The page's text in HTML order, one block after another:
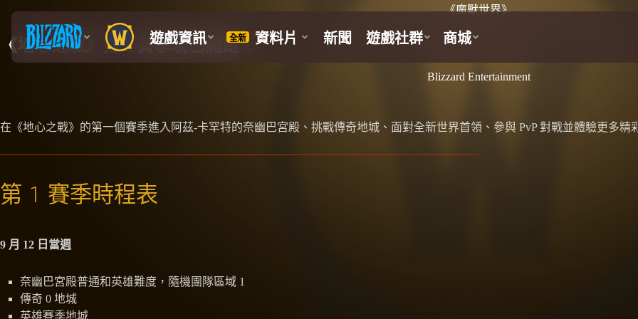
《魔獸世界》
《地心之戰》第 1 賽季現已開跑！
Blizzard Entertainment
在《地心之戰》的第一個賽季進入阿茲-卡罕特的奈幽巴宮殿、挑戰傳奇地城、面對全新世界首領、參與 PvP 對戰並體驗更多精
第 1 賽季時程表
9 月 12 日當週
奈幽巴宮殿普通和英雄難度，隨機團隊區域 1
傳奇 0 地城
英雄賽季地城